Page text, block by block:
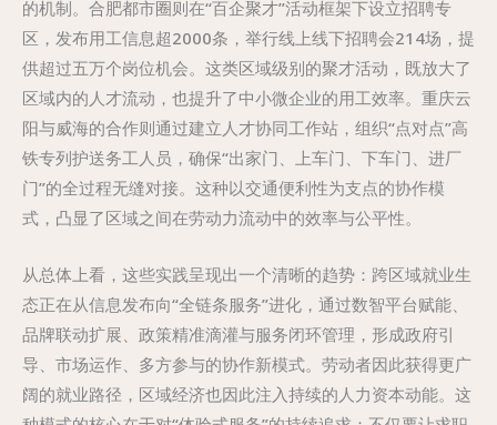
的机制。合肥都市圈则在“百企聚才”活动框架下设立招聘专
区，发布用工信息超2000条，举行线上线下招聘会214场，提
供超过五万个岗位机会。这类区域级别的聚才活动，既放大了
区域内的人才流动，也提升了中小微企业的用工效率。重庆云
阳与威海的合作则通过建立人才协同工作站，组织“点对点”高
铁专列护送务工人员，确保“出家门、上车门、下车门、进厂
门”的全过程无缝对接。这种以交通便利性为支点的协作模
式，凸显了区域之间在劳动力流动中的效率与公平性。
从总体上看，这些实践呈现出一个清晰的趋势：跨区域就业生
态正在从信息发布向“全链条服务”进化，通过数智平台赋能、
品牌联动扩展、政策精准滴灌与服务闭环管理，形成政府引
导、市场运作、多方参与的协作新模式。劳动者因此获得更广
阔的就业路径，区域经济也因此注入持续的人力资本动能。这